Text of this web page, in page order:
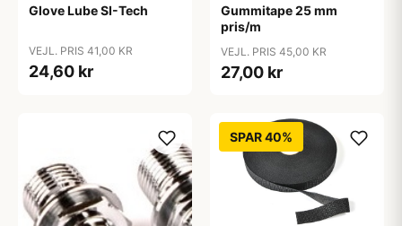
Glove Lube SI-Tech
VEJL. PRIS 41,00 KR
24,60 kr
Gummitape 25 mm
pris/m
VEJL. PRIS 45,00 KR
27,00 kr
SPAR 40%